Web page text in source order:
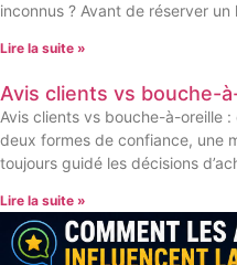
inconnus ? Avant de réserver un
Lire la suite »
Avis clients vs bouche-
Avis clients vs bouche-à-oreille
deux formes de confiance, une
toujours guidé les décisions
Lire la suite »